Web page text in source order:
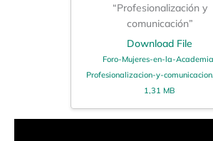
“Profesionalización y
comunicación”
Download File
Foro-Mujeres-en-la-
Profesionalizacion-y-
1,31 MB